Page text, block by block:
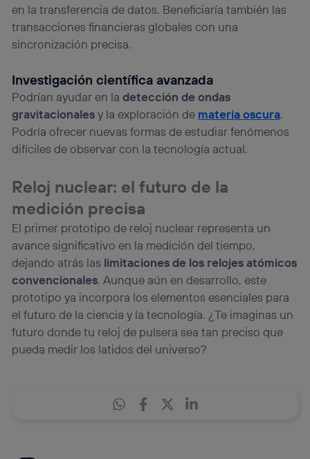
en la transferencia de datos. Beneficiaría también las
transacciones financieras globales con una
sincronización precisa.
Investigación científica avanzada
Podrían ayudar en ladetección de ondas
gravitacionalesy la exploración de materia oscura.
Podría ofrecer nuevas formas de estudiar fenómenos
difíciles de observar con la tecnología actual.
Reloj nuclear: el futuro de la
medición precisa
El primer prototipo de reloj nuclear representa un
avance significativo en la medición del tiempo,
dejando atrás las limitaciones de los relojes atómicos
convencionales. Aunque aún en desarrollo, este
prototipo ya incorpora los elementos esenciales para
el futuro de la ciencia y la tecnología. ¿Te imaginas un
futuro donde tu reloj de pulsera sea tan preciso que
pueda medir los latidos del universo?